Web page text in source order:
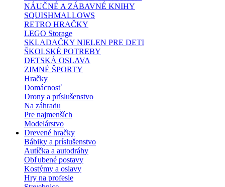
NÁUČNÉ A ZÁBAVNÉ KNIHY
SQUISHMALLOWS
RETRO HRAČKY
LEGO Storage
SKLADAČKY NIELEN PRE DETI
ŠKOLSKÉ POTREBY
DETSKÁ OSLAVA
ZIMNÉ ŠPORTY
Hračky
Domácnosť
Drony a príslušenstvo
Na záhradu
Pre najmenších
Modelárstvo
Drevené hračky
Bábiky a príslušenstvo
Autíčka a autodráhy
Obľubené postavy
Kostýmy a oslavy
Hry na profesie